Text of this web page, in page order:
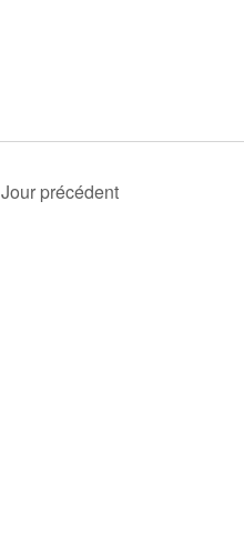
Jour précédent